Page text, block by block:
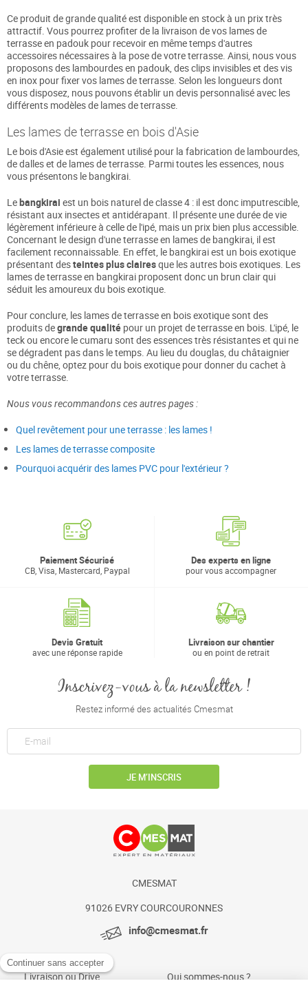
Ce produit de grande qualité est disponible en stock à un prix très
attractif. Vous pourrez profiter de la livraison de vos lames de
terrasse en padouk pour recevoir en même temps d'autres
accessoires nécessaires à la pose de votre terrasse. Ainsi, nous vous
proposons des lambourdes en padouk, des clips invisibles et des vis
en inox pour fixer vos lames de terrasse. Selon les longueurs dont
vous disposez, nous pouvons établir un devis personnalisé avec les
différents modèles de lames de terrasse.
Les lames de terrasse en bois d'Asie
Le bois d'Asie est également utilisé pour la fabrication de lambourdes,
de dalles et de lames de terrasse. Parmi toutes les essences, nous
vous présentons le bangkirai.
Lebangkirai est un bois naturel de classe 4 : il est donc imputrescible,
résistant aux insectes et antidérapant. Il présente une durée de vie
légèrement inférieure à celle de l'ipé, mais un prix bien plus accessible.
Concernant le design d'une terrasse en lames de bangkirai, il est
facilement reconnaissable. En effet, le bangkirai est un bois exotique
présentant desteintes plus clairesque les autres bois exotiques. Les
lames de terrasse en bangkirai proposent donc un brun clair qui
séduit les amoureux du bois exotique.
Pour conclure, les lames de terrasse en bois exotique sont des
produits degrande qualité pour un projet de terrasse en bois. L'ipé, le
teck ou encore le cumaru sont des essences très résistantes et qui ne
se dégradent pas dans le temps. Au lieu du douglas, du châtaignier
ou du chêne, optez pour du bois exotique pour donner du cachet à
votre terrasse.
Nous vous recommandons ces autres pages :
Quel revêtement pour une terrasse : les lames !
Les lames de terrasse composite
Pourquoi acquérir des lames PVC pour l'extérieur ?
Paiement Sécurisé
CB, Visa, Mastercard, Paypal
Des experts en ligne
pour vous accompagner
Devis Gratuit
avec une réponse rapide
Livraison sur chantier
ou en point de retrait
Inscrivez-vous à la newsletter !
Restez informé des actualités Cmesmat
JE M’INSCRIS
CMESMAT
91026 EVRY COURCOURONNES
info@cmesmat.fr
Livraison ou Drive Qui sommes-nous ?